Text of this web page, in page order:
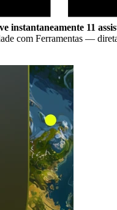
instantaneamente 11
com Ferramentas —